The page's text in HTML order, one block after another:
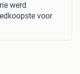
werd
voor